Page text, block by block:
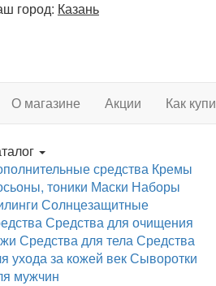
город: Казань
О магазине Акции Как
средства Кремы
тоники Маски Наборы
Солнцезащитные
Средства для очищения
Средства для телаСредства
ухода за кожей векСыворотки
мужчин